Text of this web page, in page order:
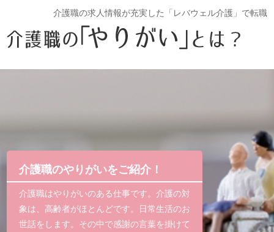
介護職の求人情報が充実した「レバウェル介護」で転職
介護職のやりがいをご紹介！
介護職はやりがいのある仕事です。介護の対
象は、高齢者がほとんどです。日常生活のお
世話をします。その中で感謝の言葉を掛けて